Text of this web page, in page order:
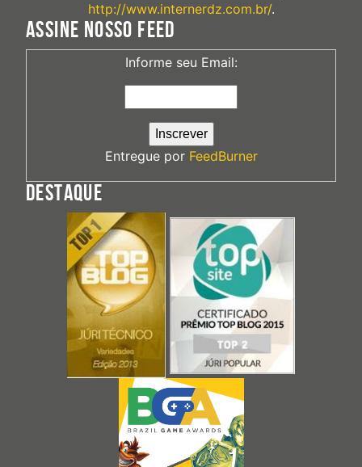
http://www.internerdz.com.br/.
ASSINE NOSSO FEED
Informe seu Email:
Entregue por FeedBurner
DESTAQUE